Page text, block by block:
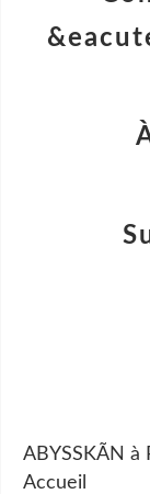
ABYSSKÃN à
Accueil